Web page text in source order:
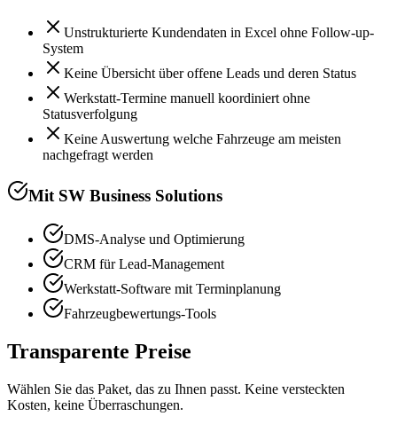
Unstrukturierte Kundendaten in Excel ohne Follow-up-
System
Keine Übersicht über offene Leads und deren Status
Werkstatt-Termine manuell koordiniert ohne
Statusverfolgung
Keine Auswertung welche Fahrzeuge am meisten
nachgefragt werden
Mit SW Business Solutions
DMS-Analyse und Optimierung
CRM für Lead-Management
Werkstatt-Software mit Terminplanung
Fahrzeugbewertungs-Tools
Transparente Preise
Wählen Sie das Paket, das zu Ihnen passt. Keine versteckten
Kosten, keine Überraschungen.